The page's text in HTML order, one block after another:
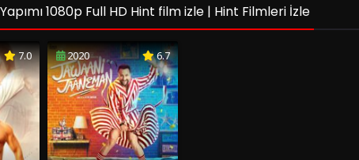
1080p Full HD Hint film izle | Hint Filmleri İzle
7.0 2020 6.7